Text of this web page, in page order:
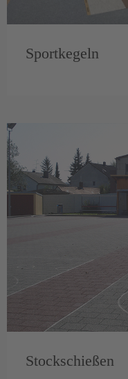
Sportkegeln
Stockschießen